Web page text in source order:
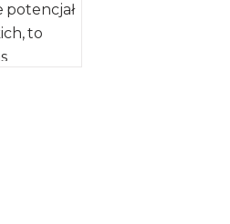
potencjał
to